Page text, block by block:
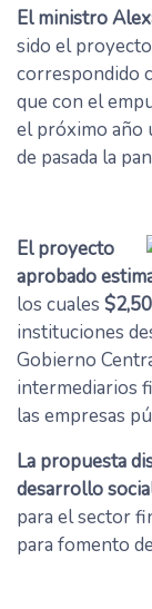
El ministro
sido el
correspondido
que con el
el próximo año
de pasada la
El proyecto
aprobado
los cuales
instituciones
Gobierno
intermediarios
las empresas
La propuesta
desarrollo
para el sector
para fomento